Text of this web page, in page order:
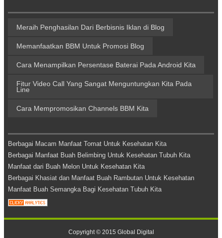
Meraih Penghasilan Dari Berbisnis Iklan di Blog
Memanfaatkan BBM Untuk Promosi Blog
Cara Menampilkan Persentase Baterai Pada Android Kita
Fitur Video Call Yang Sangat Menguntungkan Kita Pada
Line
Cara Mempromosikan Channels BBM Kita
Berbagai Macam Manfaat Tomat Untuk Kesehatan Kita
Berbagai Manfaat Buah Belimbing Untuk Kesehatan Tubuh Kita
Manfaat dari Buah Melon Untuk Kesehatan Kita
Berbagai Khasiat dan Manfaat Buah Rambutan Untuk Kesehatan
Manfaat Buah Semangka Bagi Kesehatan Tubuh Kita
Copyright © 2015 Global Digital